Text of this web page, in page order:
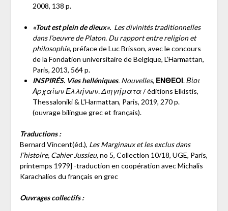
2008, 138 p.
«Tout est plein de dieux». Les divinités traditionnelles
dans l’oeuvre de Platon. Du rapport entre religion et
philosophie, préface de Luc Brisson, avec le concours
de la Fondation universitaire de Belgique, L’Harmattan,
Paris, 2013, 564 p.
INSPIRÉS. Vies helléniques. Nouvelles, ΕΝΘΕΟΙ.Βίοι
Αρχαίων Ελλήνων. Διηγήματα/ éditions Elkistis,
Thessaloniki & L’Harmattan, Paris, 2019, 270 p.
(ouvrage bilingue grec et français).
Traductions :
Bernard Vincent(éd.), Les Marginaux et les exclus dans
l’histoire, Cahier Jussieu,no 5, Collection 10/18, UGE, Paris,
printemps 1979] -traduction en coopération avec Michalis
Karachalios du français en grec
Ouvrages collectifs :